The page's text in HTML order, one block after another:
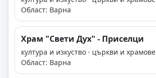
Област: Варна
Храм "Свети Дух" - Приселци
култура и изкуство · църкви и храмове
Област: Варна